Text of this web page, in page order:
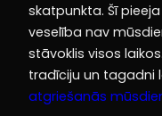
skatpunkta. Šī
veselība nav
stāvoklis visos
tradīciju un tagadni
atgriešanās